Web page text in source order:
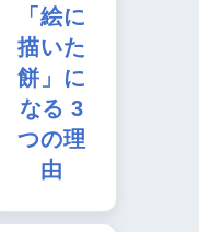
「絵に
描いた
餅」に
なる 3
つの理
由